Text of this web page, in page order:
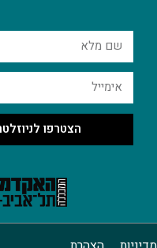
הצטרפו